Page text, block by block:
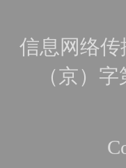
信息网络传
（京）